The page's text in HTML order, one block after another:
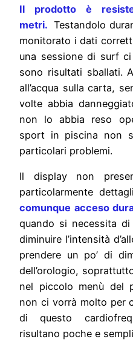
Il prodotto è
metri. Testandolo
monitorato i dati
una sessione di surf
sono risultati sballati.
all’acqua sulla carta,
volte abbia
non lo abbia reso
sport in piscina non
particolari problemi.
Il display non
particolarmente
comunque acceso
quando si necessita di
diminuire l’intensità
prendere un po’ di
dell’orologio,
nel piccolo menù del
non ci vorrà molto per
di questo
risultano poche e